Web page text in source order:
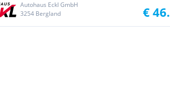
Autohaus Eckl GmbH
3254 Bergland
€